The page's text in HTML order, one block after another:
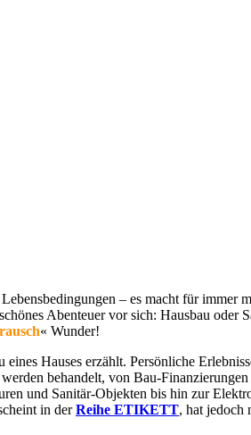
– es macht für immer
Abenteuer vor sich: Hausbau
« Wunder!
Hauses erzählt. Persönliche
behandelt, von Bau-
und Sanitär-Objekten bis hin zur
in derReihe ETIKETT, hat jedoch